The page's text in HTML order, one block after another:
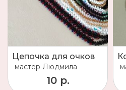
Цепочка для очков
мастер Людмила
10 р.